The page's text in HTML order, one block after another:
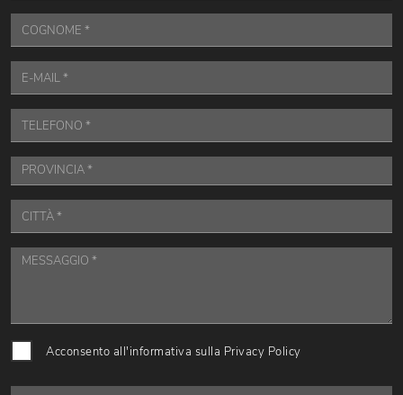
Acconsento all'informativa sulla Privacy Policy